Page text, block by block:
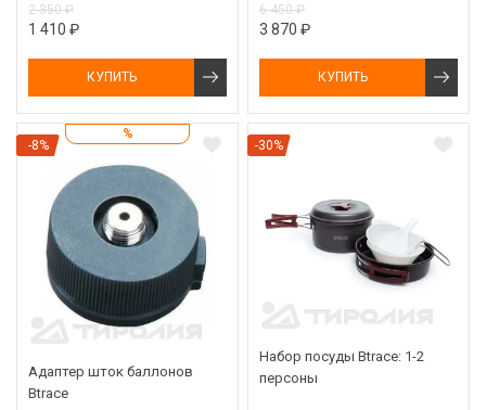
2 350 ₽
1 410 ₽
КУПИТЬ
6 450 ₽
3 870 ₽
КУПИТЬ
%
-8%
Адаптер шток баллонов
Btrace
-30%
Набор посуды Btrace: 1-2
персоны